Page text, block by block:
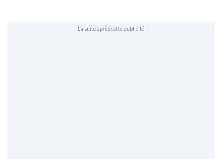
La suite après cette publicité